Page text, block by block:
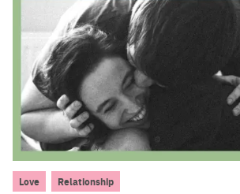
Love Relationship